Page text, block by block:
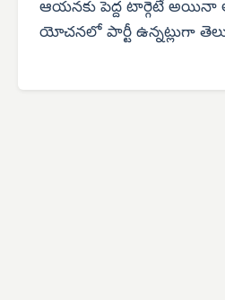
ఆయనకు పెద్ద టార్గెటే అయినా
యోచనలో పార్టీ ఉన్నట్లుగా